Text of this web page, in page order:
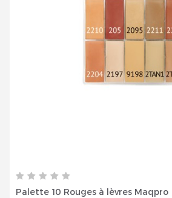
Palette 10 Rouges à lèvres Maqpro